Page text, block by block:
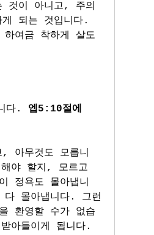
것이 아니고, 주의
되는 것입니다.
여금 착하게 살도
다. 엡5:10절에
아무것도 모릅니
야 할지, 모르고
정욕도 몰아냅니
몰아냅니다. 그런
환영할 수가 없습
아들이게 됩니다.